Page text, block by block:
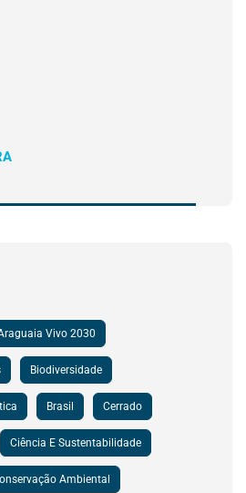
Vivo 2030
Biodiversidade
Brasil Cerrado
Ciência E Sustentabilidade
Ambiental